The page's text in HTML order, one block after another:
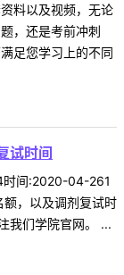
料以及视频，无论
，还是考前冲刺
足您学习上的不同
试时间
时间:2020-04-261
，以及调剂复试时
我们学院官网。 ...